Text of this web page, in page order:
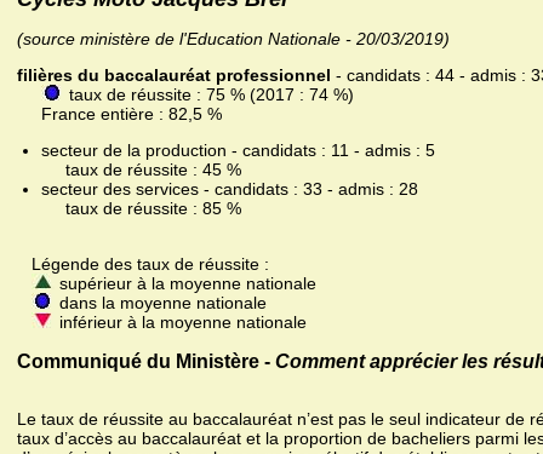
(source ministère de l'Education Nationale - 20/03/2019)
filières du baccalauréat professionnel - candidats : 44 - admis :
taux de réussite : 75 % (2017 : 74 %)
France entière : 82,5 %
secteur de la production - candidats : 11 - admis : 5
taux de réussite : 45 %
secteur des services - candidats : 33 - admis : 28
taux de réussite : 85 %
Légende des taux de réussite :
supérieur à la moyenne nationale
dans la moyenne nationale
inférieur à la moyenne nationale
Communiqué du Ministère - Comment apprécier les
Le taux de réussite au baccalauréat n’est pas le seul indicateur de
taux d’accès au baccalauréat et la proportion de bacheliers parmi